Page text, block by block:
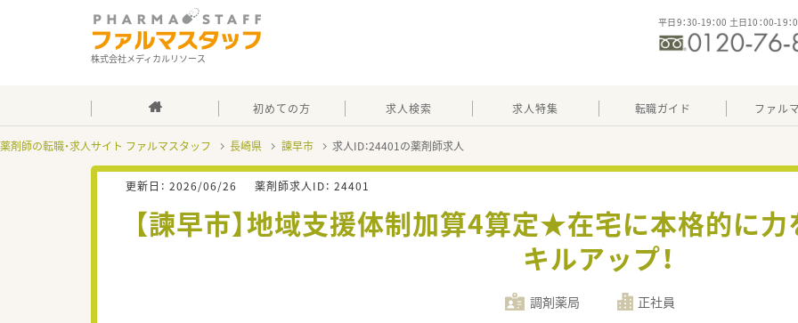
株式会社メディカルリソース
平日9：30-19：00 土日10：00-19：
初めての方 求人検索 求人特集 転職ガイド ファル
薬剤師の転職・求人サイト ファルマスタッフ 長崎県 諫早市 求人ID：24401の薬剤師求人
更新日： 2026/06/26 薬剤師求人ID： 24401
【諫早市】地域支援体制加算4算定★在宅に本格的に
キルアップ！
調剤薬局 正社員